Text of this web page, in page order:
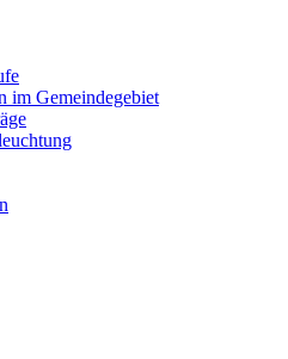
im Gemeindegebiet